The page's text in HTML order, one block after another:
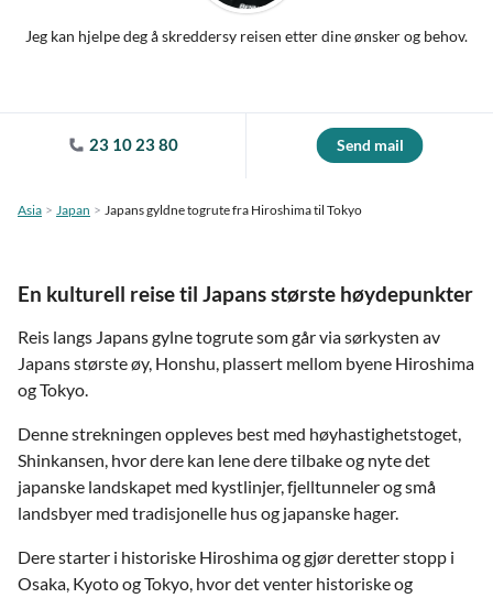
Jeg kan hjelpe deg å skreddersy reisen etter dine ønsker og behov.
23 10 23 80 Send mail
Asia Japan Japans gyldne togrute fra Hiroshima til Tokyo
En kulturell reise til Japans største høydepunkter
Reis langs Japans gylne togrute som går via sørkysten av
Japans største øy, Honshu, plassert mellom byene Hiroshima
og Tokyo.
Denne strekningen oppleves best med høyhastighetstoget,
Shinkansen, hvor dere kan lene dere tilbake og nyte det
japanske landskapet med kystlinjer, fjelltunneler og små
landsbyer med tradisjonelle hus og japanske hager.
Dere starter i historiske Hiroshima og gjør deretter stopp i
Osaka, Kyoto og Tokyo, hvor det venter historiske og